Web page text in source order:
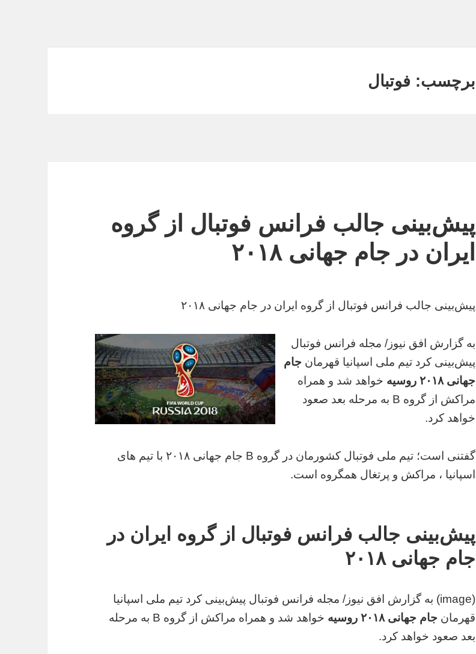
برچسب: فوتبال
پیش‌بینی جالب فرانس فوتبال از گروه
ایران در جام جهانی ۲۰۱۸
پیش‌بینی جالب فرانس فوتبال از گروه ایران در جام جهانی ۲۰۱۸
به گزارش افق نیوز/ مجله فرانس فوتبال
پیش‌بینی کرد تیم ملی اسپانیا قهرمانجام
جهانی ۲۰۱۸ روسیه
خواهد شد و همراه
مراکش از گروه B به مرحله بعد صعود
خواهد کرد.
گفتنی است؛ تیم ملی فوتبال کشورمان در گروه B جام جهانی ۲۰۱۸ با تیم های
اسپانیا ، مراکش و پرتغال همگروه است.
پیش‌بینی جالب فرانس فوتبال از گروه ایران در
جام جهانی ۲۰۱۸
(image) به گزارش افق نیوز/ مجله فرانس فوتبال پیش‌بینی کرد تیم ملی اسپانیا
قهرمانجام جهانی ۲۰۱۸ روسیه
خواهد شد و همراه مراکش از گروه B به مرحله
بعد صعود خواهد کرد.